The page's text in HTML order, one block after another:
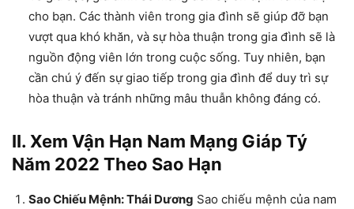
cho bạn. Các thành viên trong gia đình sẽ giúp đỡ bạn
vượt qua khó khăn, và sự hòa thuận trong gia đình sẽ là
nguồn động viên lớn trong cuộc sống. Tuy nhiên, bạn
cần chú ý đến sự giao tiếp trong gia đình để duy trì sự
hòa thuận và tránh những mâu thuẫn không đáng có.
II. Xem Vận Hạn Nam Mạng Giáp Tý
Năm 2022 Theo Sao Hạn
Sao Chiếu Mệnh: Thái Dương Sao chiếu mệnh của nam